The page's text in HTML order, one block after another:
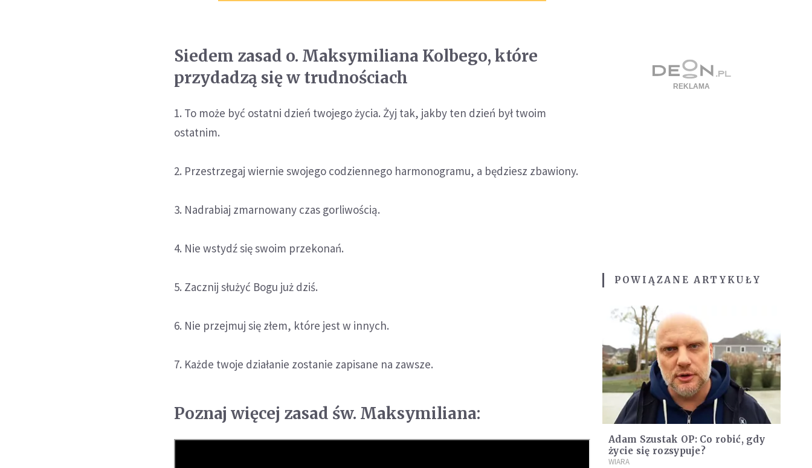
Siedem zasad o. Maksymiliana Kolbego, które
przydadzą się w trudnościach
1. To może być ostatni dzień twojego życia. Żyj tak, jakby ten dzień był twoim
ostatnim.
2. Przestrzegaj wiernie swojego codziennego harmonogramu, a będziesz zbawiony.
3. Nadrabiaj zmarnowany czas gorliwością.
4. Nie wstydź się swoim przekonań.
5. Zacznij służyć Bogu już dziś.
6. Nie przejmuj się złem, które jest w innych.
7. Każde twoje działanie zostanie zapisane na zawsze.
Poznaj więcej zasad św. Maksymiliana:
POWIĄZANE ARTYKUŁY
Adam Szustak OP: Co robić, gdy
życie się rozsypuje?
WIARA